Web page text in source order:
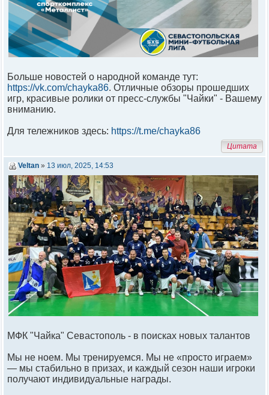
Больше новостей о народной команде тут:
https://vk.com/chayka86. Отличные обзоры прошедших
игр, красивые ролики от пресс-службы "Чайки" - Вашему
вниманию.
Для тележников здесь: https://t.me/chayka86
Цитата
Veltan » 13 июл, 2025, 14:53
МФК "Чайка" Севастополь - в поисках новых талантов
Мы не ноем. Мы тренируемся. Мы не «просто играем»
— мы стабильно в призах, и каждый сезон наши игроки
получают индивидуальные награды.